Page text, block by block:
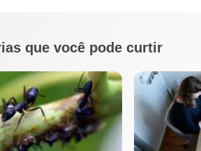
que você pode curtir